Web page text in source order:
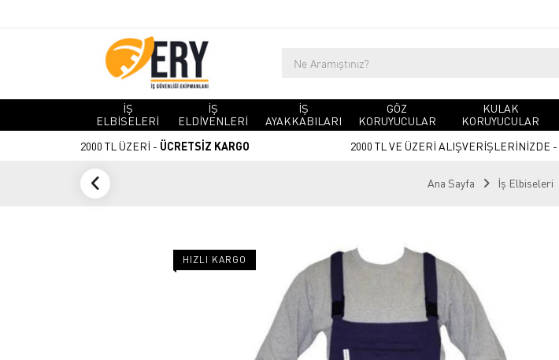
İŞ
ELBİSELERİ
İŞ
ELDİVENLERİ
İŞ
AYAKKABILARI
GÖZ
KORUYUCULAR
KULAK
KORUYUCULAR
2000 TL ÜZERİ - ÜCRETSİZ KARGO 2000 TL VE ÜZERİ ALIŞVERİŞLERİNİZDE -
Ana Sayfa İş Elbiseleri
HIZLI KARGO